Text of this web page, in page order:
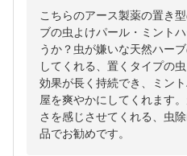
こちらのアース製薬の置き
ブの虫よけパール・ミント
うか？虫が嫌いな天然ハー
してくれる、置くタイプの
効果が長く持続でき、ミン
屋を爽やかにしてくれます
さを感じさせてくれる、虫
品でお勧めです。